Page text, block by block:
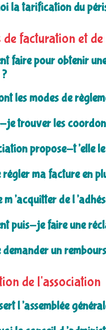
la tarification du
de facturation et
faire pour obtenir
les modes de
je trouver les
propose-t’elle
ma facture en
de
puis-je faire une
un
de l'association
l’assemblée